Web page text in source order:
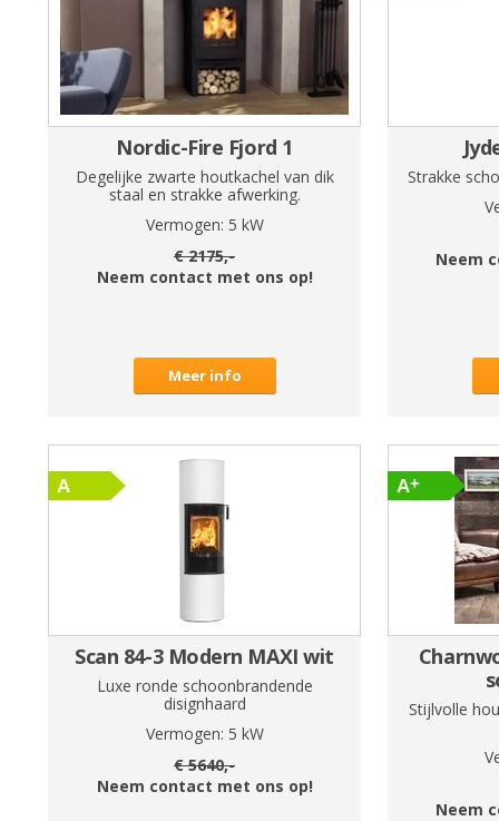
Nordic-Fire Fjord 1
Degelijke zwarte houtkachel van dik
staal en strakke afwerking.
Vermogen: 5 kW
€2175,-
Neem contact met ons op!
Meer info
Strakke
Neem
Scan 84-3 Modern MAXI wit
Luxe ronde schoonbrandende
disignhaard
Vermogen: 5 kW
€5640,-
Neem contact met ons op!
Stijlvolle
Neem